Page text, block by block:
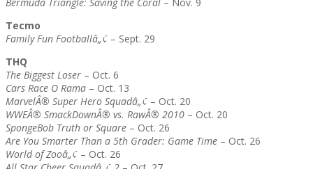
Tecmo
Family Fun Footballâ„¢ – Sept. 29
THQ
The Biggest Loser – Oct. 6
Cars Race O Rama – Oct. 13
MarvelÂ® Super Hero Squadâ„¢ – Oct. 20
WWEÂ® SmackDownÂ® vs. RawÂ® 2010 – Oct. 20
SpongeBob Truth or Square – Oct. 26
Are You Smarter Than a 5th Grader: Game Time – Oct. 26
World of Zooâ„¢ – Oct. 26